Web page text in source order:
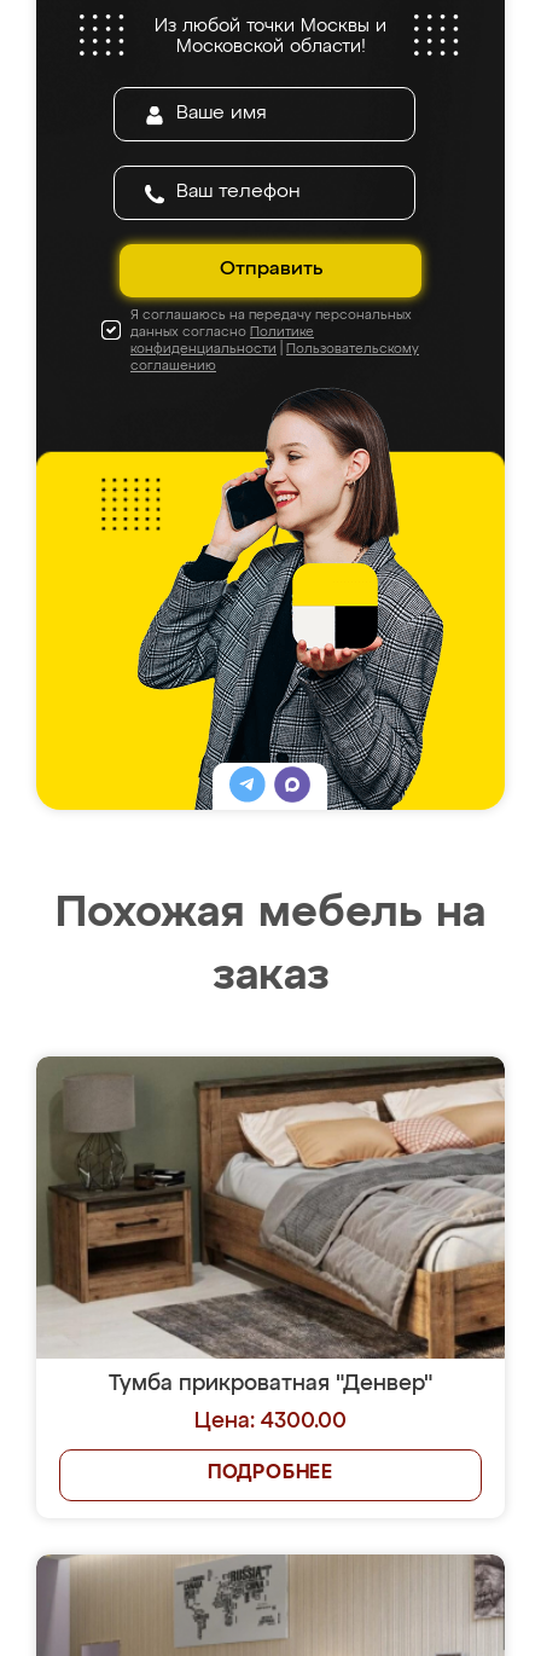
Из любой точки Москвы и
Московской области!
Отправить
Я соглашаюсь на передачу персональных
данных согласно Политике
конфиденциальности
Пользовательскому
соглашению
Похожая мебель на
заказ
Тумба прикроватная "Денвер"
Цена: 4300.00
ПОДРОБНЕЕ